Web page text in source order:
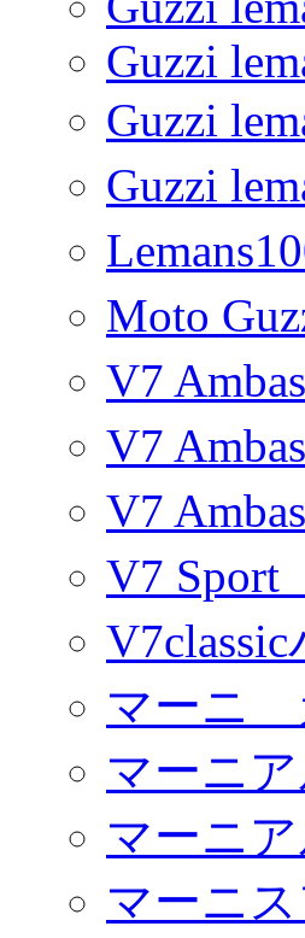
Guzzi
Guzzi
Guzzi
Moto
V7
V7
V7
V7
マーニ
マーニ
マーニ
マーニ